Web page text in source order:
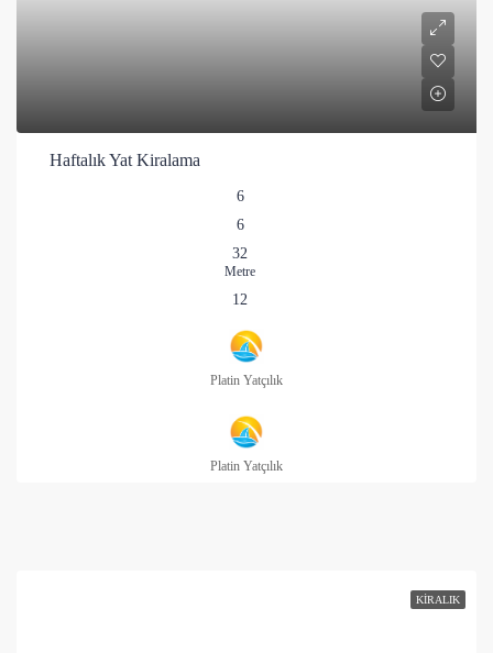
Haftalık Yat Kiralama
6
6
32
Metre
12
Platin Yatçılık
Platin Yatçılık
KIRALIK